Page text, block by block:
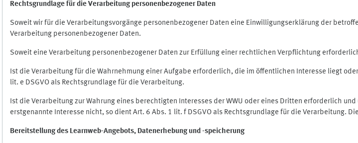
Rechtsgrundlage für die Verarbeitung personenbezogener Daten
Soweit wir für die Verarbeitungsvorgänge personenbezogener Daten eine Einwilligungserklärung der
Verarbeitung personenbezogener Daten.
Soweit eine Verarbeitung personenbezogener Daten zur Erfüllung einer rechtlichen Verpflichtung
Ist die Verarbeitung für die Wahrnehmung einer Aufgabe erforderlich, die im öffentlichen Interesse liegt
lit. e DSGVO als Rechtsgrundlage für die Verarbeitung.
Ist die Verarbeitung zur Wahrung eines berechtigten Interesses der WWU oder eines Dritten erforderlich
erstgenannte Interesse nicht, so dient Art. 6 Abs. 1 lit. f DSGVO als Rechtsgrundlage für die Verarbeitung.
Bereitstellung des Learnweb-Angebots, Datenerhebung und -speicherung